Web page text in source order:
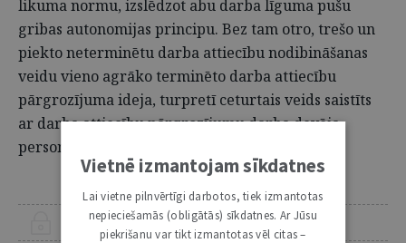
likuma normu, izslēdzot abu darba līguma pušu
gribas autonomijas principu. Bez tam otro, trešo un
piekto neterminētu darba attiecību nodibināšanas
veidu vieno agrāko terminēto darba attiecību
pārgrozījuma ideja, turpretī ceturtais veids saistīts
ar darba attiecību pārgrozījumu darba devēja
personā.
ŠIS RAKSTS PIEEJAMS “JURISTA VĀRDA” ABONENTIEM
Vietnē izmantojam sīkdatnes
Lai vietne pilnvērtīgi darbotos, tiek izmantotas
nepieciešamās (obligātās) sīkdatnes. Ar Jūsu
piekrišanu var tikt izmantotas vēl citas –